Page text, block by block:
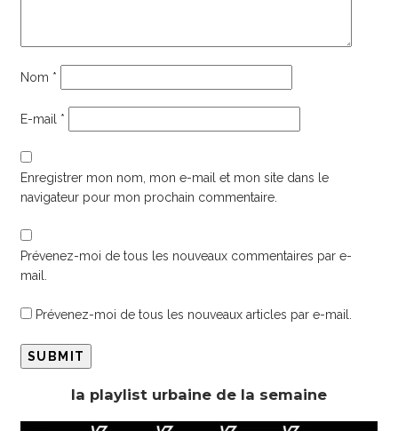
Nom *
E-mail *
Enregistrer mon nom, mon e-mail et mon site dans le
navigateur pour mon prochain commentaire.
Prévenez-moi de tous les nouveaux commentaires par e-
mail.
Prévenez-moi de tous les nouveaux articles par e-mail.
la playlist urbaine de la semaine